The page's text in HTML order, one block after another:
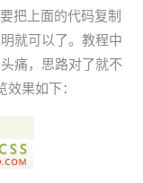
把上面的代码复制
就可以了。教程中
痛，思路对了就不
效果如下：